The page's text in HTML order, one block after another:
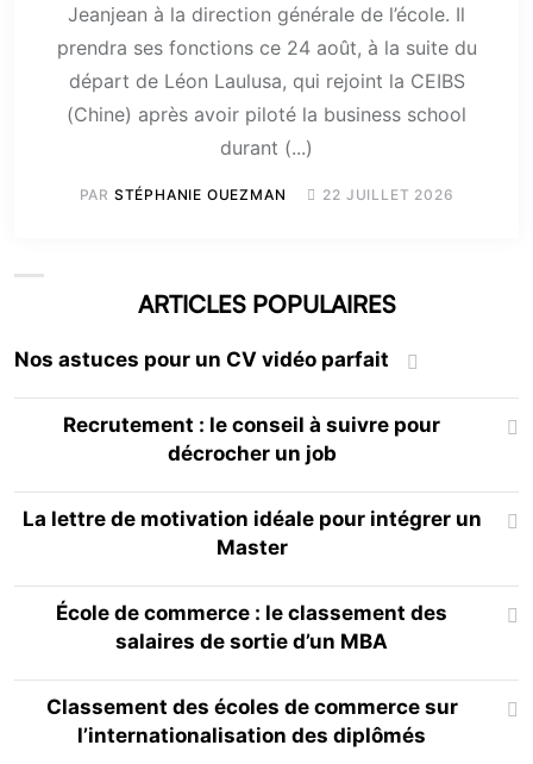
Jeanjean à la direction générale de l’école. Il
prendra ses fonctions ce 24 août, à la suite du
départ de Léon Laulusa, qui rejoint la CEIBS
(Chine) après avoir piloté la business school
durant (...)
PAR STÉPHANIE OUEZMAN 22 JUILLET 2026
ARTICLES POPULAIRES
Nos astuces pour un CV vidéo parfait
Recrutement : le conseil à suivre pour
décrocher un job
La lettre de motivation idéale pour intégrer un
Master
École de commerce : le classement des
salaires de sortie d’un MBA
Classement des écoles de commerce sur
l’internationalisation des diplômés